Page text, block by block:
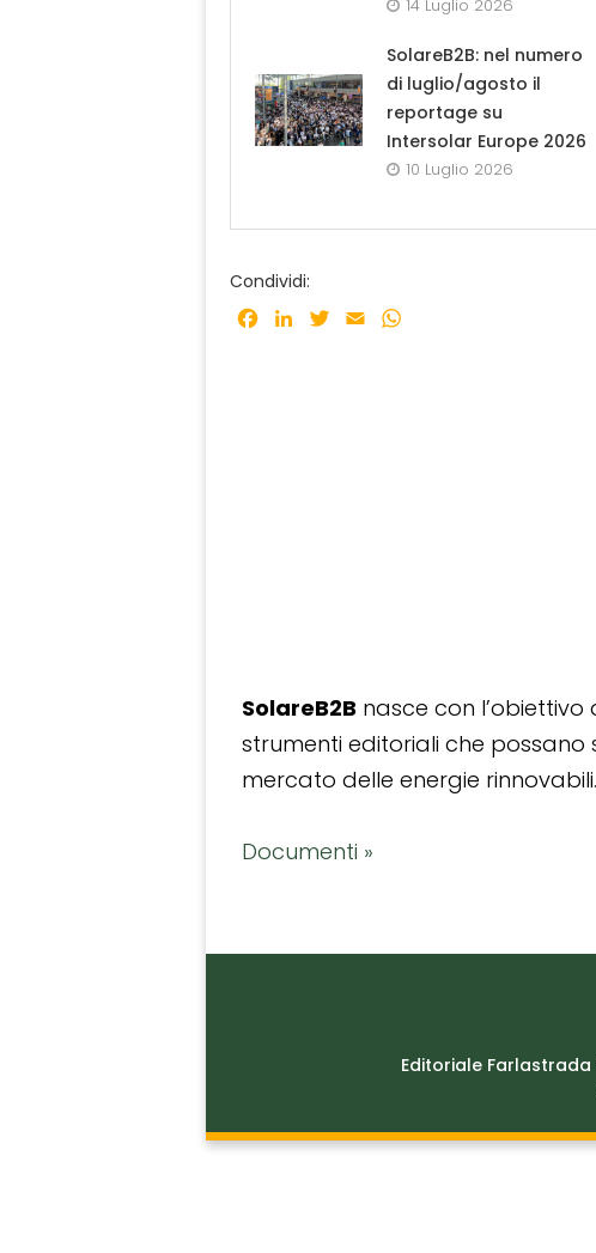
14 Luglio 2026
SolareB2B: nel numero
di luglio/agosto il
reportage su
Intersolar Europe 2026
10 Luglio 2026
Condividi:
Facebook
LinkedInTwitter
Email
SolareB2B nasce con
strumenti editoriali che
mercato delle energie rinnovabili.
Documenti »
Editoriale Farlastrada